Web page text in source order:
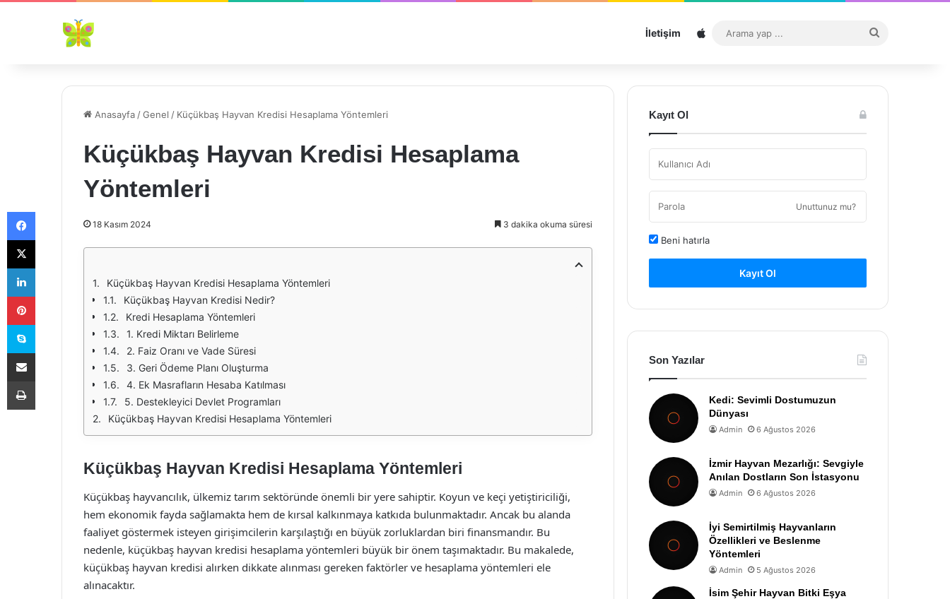
İletişim Sitemap
...
Anasayfa /Genel / Küçükbaş Hayvan Kredisi Hesaplama Yöntemleri
Küçükbaş Hayvan Kredisi Hesaplama
Yöntemleri
18 Kasım 2024 3 dakika okuma süresi
Küçükbaş Hayvan Kredisi Hesaplama Yöntemleri
Küçükbaş Hayvan Kredisi Nedir?
Kredi Hesaplama Yöntemleri
1. Kredi Miktarı Belirleme
2. Faiz Oranı ve Vade Süresi
3. Geri Ödeme Planı Oluşturma
4. Ek Masrafların Hesaba Katılması
5. Destekleyici Devlet Programları
Küçükbaş Hayvan Kredisi Hesaplama Yöntemleri
Küçükbaş Hayvan Kredisi Hesaplama Yöntemleri
Küçükbaş hayvancılık, ülkemiz tarım sektöründe önemli bir yere sahiptir. Koyun ve keçi yetiştiriciliği,
hem ekonomik fayda sağlamakta hem de kırsal kalkınmaya katkıda bulunmaktadır. Ancak bu alanda
faaliyet göstermek isteyen girişimcilerin karşılaştığı en büyük zorluklardan biri finansmandır. Bu
nedenle, küçükbaş hayvan kredisi hesaplama yöntemleri büyük bir önem taşımaktadır. Bu makalede,
küçükbaş hayvan kredisi alırken dikkate alınması gereken faktörler ve hesaplama yöntemleri ele
alınacaktır.
Kayıt Ol
Unuttunuz mu?
Beni hatırla
Kayıt Ol
Son Yazılar
Kedi: Sevimli Dostumuzun
Dünyası
Admin 6 Ağustos 2026
İzmir Hayvan Mezarlığı: Sevgiyle
Anılan Dostların Son İstasyonu
Admin 6 Ağustos 2026
İyi Semirtilmiş Hayvanların
Özellikleri ve Beslenme
Yöntemleri
Admin 5 Ağustos 2026
İsim Şehir Hayvan Bitki Eşya
Facebook
X
LinkedIn
Pinterest
Skype
E-Posta ile paylaş